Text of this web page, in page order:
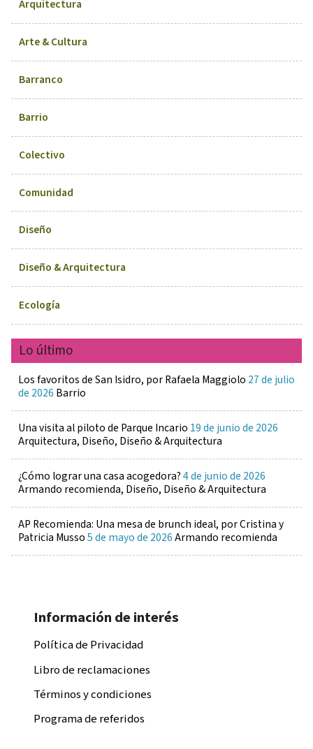
Arquitectura
Arte & Cultura
Barranco
Barrio
Colectivo
Comunidad
Diseño
Diseño & Arquitectura
Ecología
Lo último
Los favoritos de San Isidro, por Rafaela Maggiolo 27 de julio
de 2026 Barrio
Una visita al piloto de Parque Incario 19 de junio de 2026
Arquitectura, Diseño, Diseño & Arquitectura
¿Cómo lograr una casa acogedora?4 de junio de 2026
Armando recomienda, Diseño, Diseño & Arquitectura
AP Recomienda: Una mesa de brunch ideal, por Cristina y
Patricia Musso5 de mayo de 2026Armando recomienda
Información de interés
Política de Privacidad
Libro de reclamaciones
Términos y condiciones
Programa de referidos